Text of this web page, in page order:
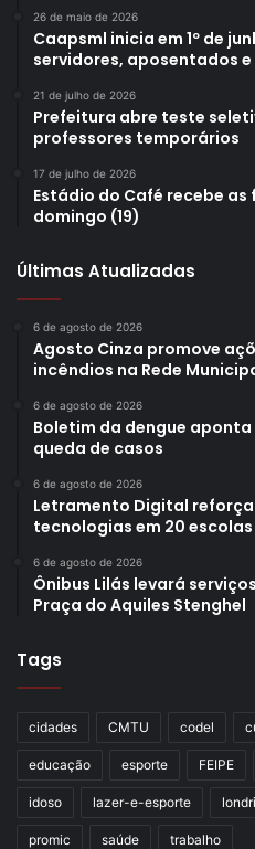
26 de maio de 2026
Caapsml inicia em 1º de
servidores, aposentados
21 de julho de 2026
Prefeitura abre teste
professores temporários
17 de julho de 2026
Estádio do Café recebe as
domingo (19)
Últimas Atualizadas
6 de agosto de 2026
Agosto Cinza promove
incêndios na Rede
6 de agosto de 2026
Boletim da dengue
queda de casos
6 de agosto de 2026
Letramento Digital
tecnologias em 20 escolas
6 de agosto de 2026
Ônibus Lilás levará
Praça do Aquiles Stenghel
Tags
cidades CMTU codel
educação esporte FEIPE
idoso lazer-e-esporte
promic saúde trabalho